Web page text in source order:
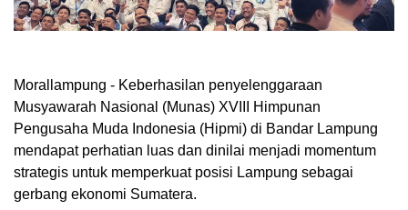
Morallampung - Keberhasilan penyelenggaraan
Musyawarah Nasional (Munas) XVIII Himpunan
Pengusaha Muda Indonesia (Hipmi) di Bandar Lampung
mendapat perhatian luas dan dinilai menjadi momentum
strategis untuk memperkuat posisi Lampung sebagai
gerbang ekonomi Sumatera.